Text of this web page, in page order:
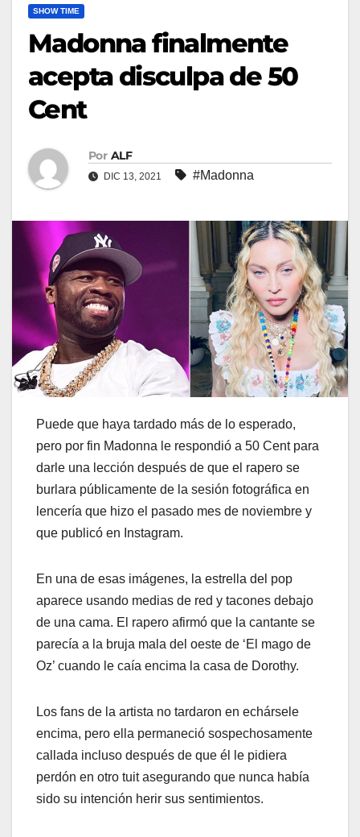
SHOW TIME
Madonna finalmente
acepta disculpa de 50
Cent
Por ALF
DIC 13, 2021 #Madonna
Puede que haya tardado más de lo esperado,
pero por fin Madonna le respondió a 50 Cent para
darle una lección después de que el rapero se
burlara públicamente de la sesión fotográfica en
lencería que hizo el pasado mes de noviembre y
que publicó en Instagram.
En una de esas imágenes, la estrella del pop
aparece usando medias de red y tacones debajo
de una cama. El rapero afirmó que la cantante se
parecía a la bruja mala del oeste de ‘El mago de
Oz’ cuando le caía encima la casa de Dorothy.
Los fans de la artista no tardaron en echársele
encima, pero ella permaneció sospechosamente
callada incluso después de que él le pidiera
perdón en otro tuit asegurando que nunca había
sido su intención herir sus sentimientos.